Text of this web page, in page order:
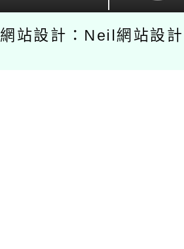
網站設計：Neil網站設